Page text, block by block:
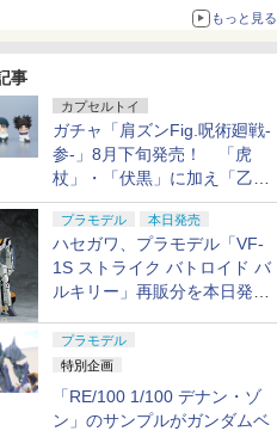
もっと見る
事
カプセルトイ
ガチャ「肩ズンFig.呪術廻戦-
参-」8月下旬発売！ 「虎
杖」・「伏黒」に加え「乙
骨」・「脹相」がラインナッ
プ
プラモデル 本日発売
ハセガワ、プラモデル「VF-
1S ストライク バトロイド バ
ルキリー」再販分を本日発
プラモデル
特別企画
「RE/100 1/100 デナン・ゾ
ン」のサンプルがガンダムベ